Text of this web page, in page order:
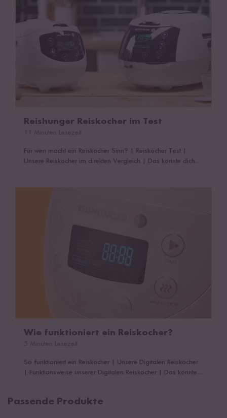
Reishunger Reiskocher im Test
Für wen macht ein Reiskocher Sinn? Reiskocher Test
Unsere Reiskocher im direkten Vergleich
Das könnte dich
Wie funktioniert ein Reiskocher?
So funktioniert ein Reiskocher | Unsere Digitalen Reiskocher
| Funktionsweise unserer Digitalen Reiskocher | Das könnte
Passende Produkte